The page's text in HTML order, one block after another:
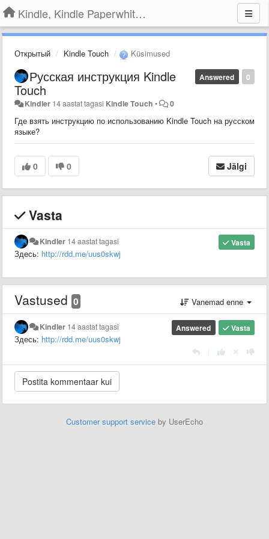
Kindle, Kindle Paperwhite, Kindle Voyage
Открытый Kindle Touch Küsimused
0
Answered
Русская инструкция Kindle
Touch
Kindler 14 aastat tagasi Kindle Touch • 0
Где взять инструкцию по использованию Kindle Touch на русском
языке?
0 0 Jälgi
Vasta
Vasta
Kindler 14 aastat tagasi
Здесь: http://rdd.me/uus0skwj
Vastused 0 Vanemad enne
Vasta
Answered
Kindler 14 aastat tagasi
Здесь: http://rdd.me/uus0skwj
Customer support service by UserEcho